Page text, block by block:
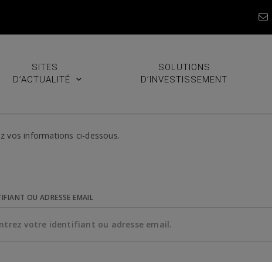
SITES
D’ACTUALITÉ
SOLUTIONS
D’INVESTISSEMENT
vos informations ci-dessous.
OU ADRESSE EMAIL